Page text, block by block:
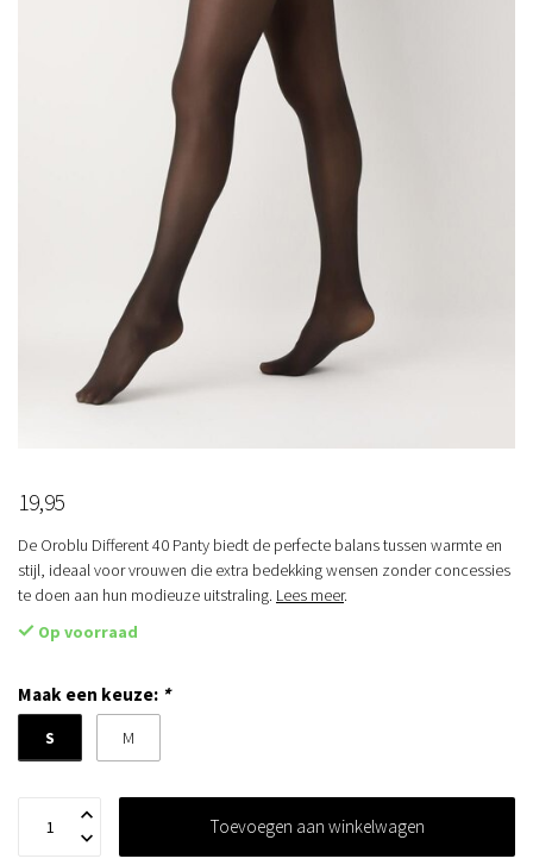
19,95
De Oroblu Different 40 Panty biedt de perfecte balans tussen warmte en
stijl, ideaal voor vrouwen die extra bedekking wensen zonder concessies
te doen aan hun modieuze uitstraling. Lees meer.
Op voorraad
Maak een keuze: *
S M
Toevoegen aan winkelwagen